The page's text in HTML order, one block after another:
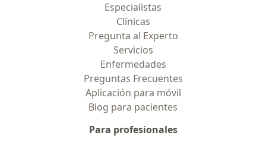
Especialistas
Clínicas
Pregunta al Experto
Servicios
Enfermedades
Preguntas Frecuentes
Aplicación para móvil
Blog para pacientes
Para profesionales